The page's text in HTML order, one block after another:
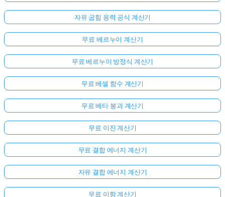
아
직
자유 굽힘 응력 공식 계산기
무료 베르누이 계산기
무료 베르누이 방정식 계산기
무료 베셀 함수 계산기
무료 베타 붕괴 계산기
무료 이진 계산기
무료 결합 에너지 계산기
자유 결합 에너지 계산기
무료 이항 계산기